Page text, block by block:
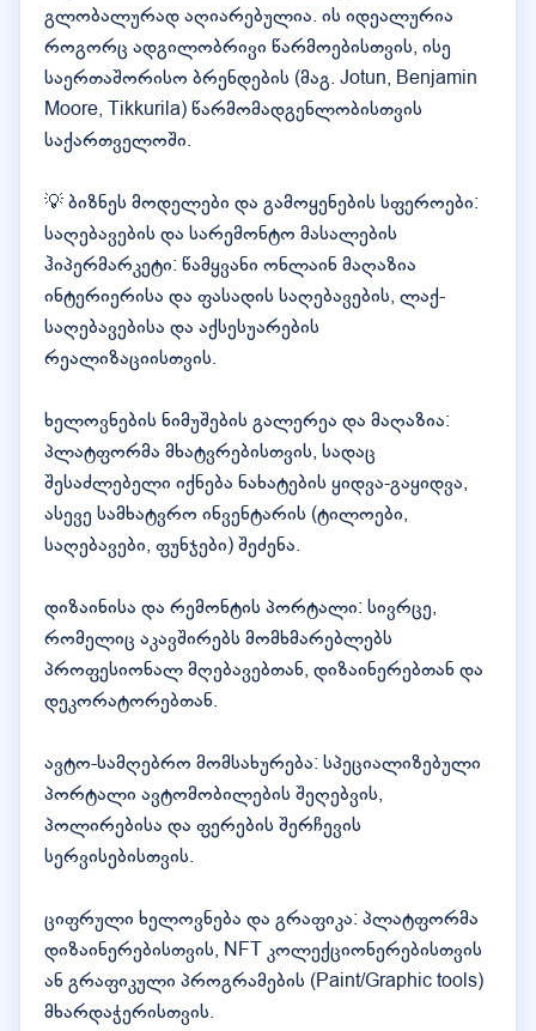
გლობალურად აღიარებულია. ის იდეალურია
როგორც ადგილობრივი წარმოებისთვის, ისე
საერთაშორისო ბრენდების (მაგ. Jotun, Benjamin
Moore, Tikkurila) წარმომადგენლობისთვის
საქართველოში.
💡 ბიზნეს მოდელები და გამოყენების სფეროები:
საღებავების და სარემონტო მასალების
ჰიპერმარკეტი: წამყვანი ონლაინ მაღაზია
ინტერიერისა და ფასადის საღებავების, ლაქ-
საღებავებისა და აქსესუარების
რეალიზაციისთვის.
ხელოვნების ნიმუშების გალერეა და მაღაზია:
პლატფორმა მხატვრებისთვის, სადაც
შესაძლებელი იქნება ნახატების ყიდვა-გაყიდვა,
ასევე სამხატვრო ინვენტარის (ტილოები,
საღებავები, ფუნჯები) შეძენა.
დიზაინისა და რემონტის პორტალი: სივრცე,
რომელიც აკავშირებს მომხმარებლებს
პროფესიონალ მღებავებთან, დიზაინერებთან და
დეკორატორებთან.
ავტო-სამღებრო მომსახურება: სპეციალიზებული
პორტალი ავტომობილების შეღებვის,
პოლირებისა და ფერების შერჩევის
სერვისებისთვის.
ციფრული ხელოვნება და გრაფიკა: პლატფორმა
დიზაინერებისთვის, NFT კოლექციონერებისთვის
ან გრაფიკული პროგრამების (Paint/Graphic tools)
მხარდაჭერისთვის.